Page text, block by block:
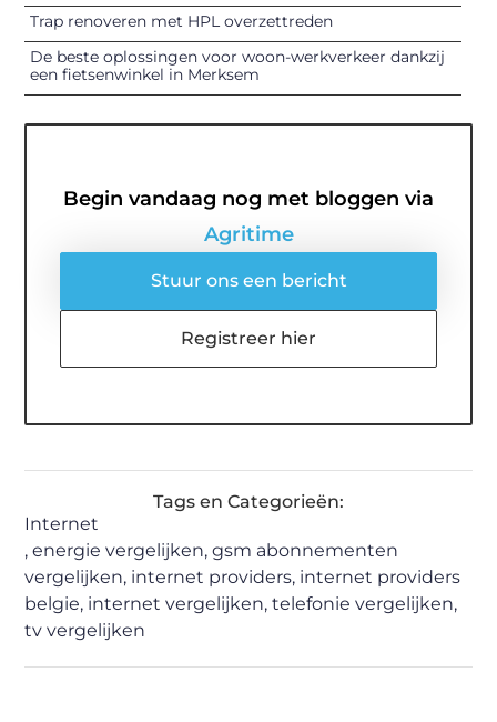
Trap renoveren met HPL overzettreden
De beste oplossingen voor woon-werkverkeer dankzij
een fietsenwinkel in Merksem
Begin vandaag nog met bloggen via
Agritime
Stuur ons een bericht
Registreer hier
Tags en Categorieën:
Internet
,energie vergelijken,gsm abonnementen
vergelijken, internet providers, internet providers
belgie, internet vergelijken,telefonie vergelijken,
tv vergelijken